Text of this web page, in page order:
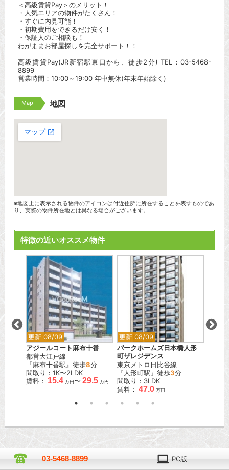
＜高級賃貸Pay＞のメリット！
・人気エリアの物件がたくさん！
・すぐに内見可能！
・初期費用をできるだけ安く！
・保証人のご相談も！
わがままお部屋探しを完全サポート！！
高級賃貸Pay(JR新宿駅東口から、徒歩2分) TEL：03-5468-
8899
営業時間：10:00～19:00 年中無休(年末年始除く)
Map 地図
※地図上に表示される物件のアイコンは付近住所に所在することを表すものであ
り、実際の物件所在地とは異なる場合がございます。
特徴の近いオススメ物件
更新 08/09
アジールコート麻布十番
都営大江戸線
『麻布十番駅』徒歩8分
間取り：1K〜2LDK
賃料： 15.4 万円〜 29.5 万円
更新 08/09
パークホームズ日本橋人形
町ザレジデンス
東京メトロ日比谷線
『人形町駅』徒歩3分
間取り：3LDK
賃料： 47.0 万円
03-5468-8899 PC版